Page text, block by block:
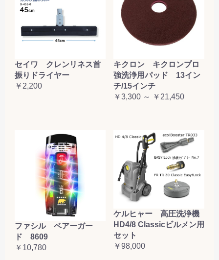
セイワ クレンリネス首
振りドライヤー
￥2,200
キクロン キクロンプロ
強洗浄用パッド 13イン
チ/15インチ
￥3,300 ～ ￥21,450
ファシル ベアーガー
ド 8609
￥10,780
ケルヒャー 高圧洗浄機
HD4/8 Classicビルメン用
セット
￥98,000